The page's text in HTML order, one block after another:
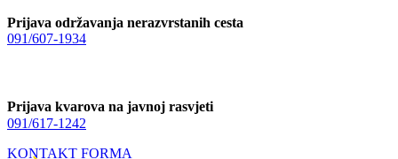
Prijava održavanja nerazvrstanih cesta
091/607-1934
Prijava kvarova na javnoj rasvjeti
091/617-1242
KONTAKT FORMA